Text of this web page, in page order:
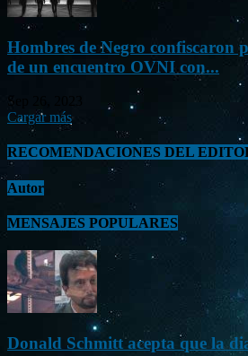
Hombres de Negro confiscaron
de un encuentro OVNI con...
Sep 26, 2023
Cargar más
RECOMENDACIONES DEL
Autor
MENSAJES POPULARES
Donald Schmitt acepta que la